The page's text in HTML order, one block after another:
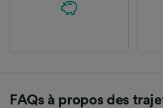
FAQs à propos des